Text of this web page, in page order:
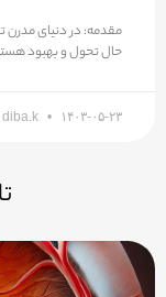
مقدمه: در دنیای مدرن
حال تحول و بهبود
diba.k ۱۴۰۳-۰۵-۲۳